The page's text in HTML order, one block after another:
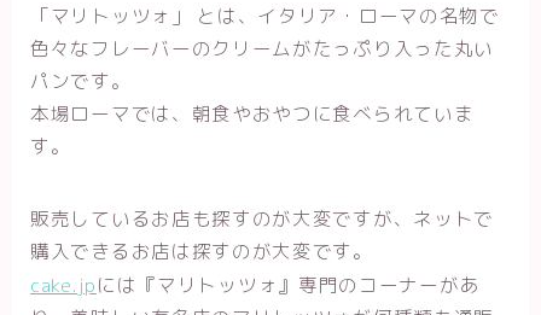
「マリトッツォ」 とは、イタリア・ローマの名物で
色々なフレーバーのクリームがたっぷり入った丸い
パンです。
本場ローマでは、朝食やおやつに食べられていま
す。
販売しているお店も探すのが大変ですが、ネットで
購入できるお店は探すのが大変です。
cake.jpには『マリトッツォ』専門のコーナーがあ